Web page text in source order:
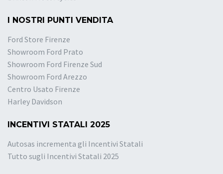
I NOSTRI PUNTI VENDITA
Ford Store Firenze
Showroom Ford Prato
Showroom Ford Firenze Sud
Showroom Ford Arezzo
Centro Usato Firenze
Harley Davidson
INCENTIVI STATALI 2025
Autosas incrementa gli Incentivi Statali
Tutto sugli Incentivi Statali 2025